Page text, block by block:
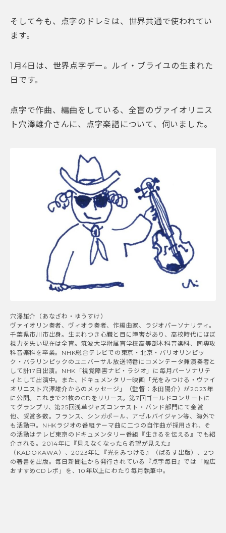
そして今も、点字のドレミは、世界共通で使われてい
ます。
1月4日は、世界点字デー。ルイ・ブライユの生まれた
日です。
点字で作曲、編曲をしている、全盲のヴァイオリニス
ト穴澤雄介さんに、点字楽譜について、伺いました。
穴澤雄介（あなざわ・ゆうすけ）
ヴァイオリン奏者、ヴィオラ奏者、作編曲家、ラジオパーソナリティ。
千葉県市川市出身。生まれつき心臓と目に障害があり、高校時代にほぼ
視力を失い現在は全盲。筑波大学附属盲学校高等部本科音楽科、同専攻
科音楽科を卒業。NHK総合テレビでの東京・北京・パリオリンピッ
ク・パラリンピックのユニバーサル放送特番にコメンテータ兼演奏者と
して計17日出演。NHK「視覚障害ナビ・ラジオ」に毎月パーソナリテ
ィとして出演中。また、ドキュメンタリー映画「光をみつける・ヴァイ
オリニスト穴澤雄介からのメッセージ」（監督：永田陽介）が2023年
に公開。これまで21枚のCDをリリース。第7回ゴールドコンサートに
てグランプリ、第25回浅草ジャズコンテスト・バンド部門にて金賞
他、受賞多数。フランス、シンガポール、アゼルバイジャン等、海外で
も活動中。NHKラジオの番組テーマ曲に二つの自作曲が採用され、そ
の活動はテレビ東京のドキュメンタリー番組『生きるを伝える』でも紹
介される。2014年に『見えなくなったら希望が見えた』
（KADOKAWA）、2023年に『光をみつける』（ぱるす出版）、2つ
の著書を出版。毎日新聞社から発行されている『点字毎日』では「幅広
おすすめCDレポ」を、10年以上にわたり毎月執筆中。